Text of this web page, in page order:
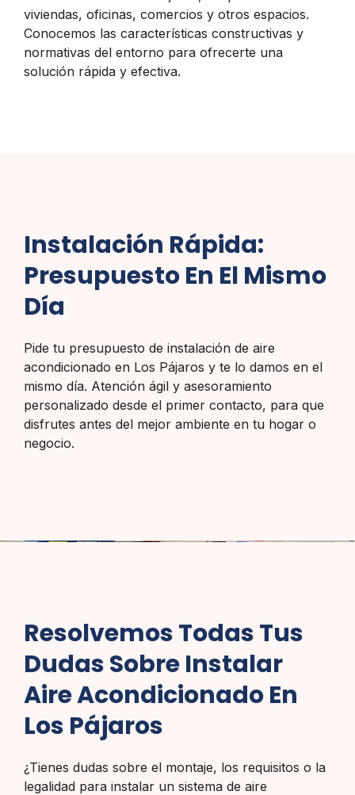
viviendas, oficinas, comercios y otros espacios.
Conocemos las características constructivas y
normativas del entorno para ofrecerte una
solución rápida y efectiva.
Instalación Rápida:
Presupuesto En El Mismo
Día
Pide tu presupuesto de instalación de aire
acondicionado en Los Pájaros y te lo damos en el
mismo día. Atención ágil y asesoramiento
personalizado desde el primer contacto, para que
disfrutes antes del mejor ambiente en tu hogar o
negocio.
Resolvemos Todas Tus
Dudas Sobre Instalar
Aire Acondicionado En
Los Pájaros
¿Tienes dudas sobre el montaje, los requisitos o la
legalidad para instalar un sistema de aire